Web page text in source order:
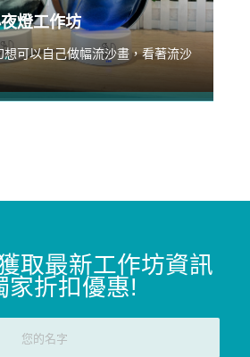
燈工作坊
可以自己做幅流沙畫，看著流沙
取最新工作坊資訊
家折扣優惠!